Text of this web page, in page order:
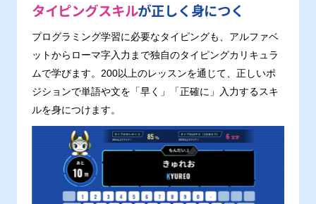
タイピングスキルが正しく身につく
プログラミング学習に必要なタイピングも、アルファベ
ットからローマ字入力まで独自のタイピングカリキュラ
ムで学びます。200以上のレッスンを通じて、正しいポ
ジションで単語や文を「早く」「正確に」入力するスキ
ルを身につけます。